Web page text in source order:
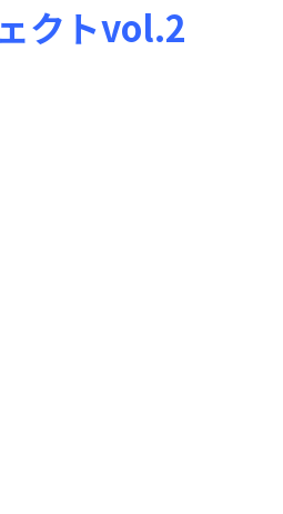
クトvol.2